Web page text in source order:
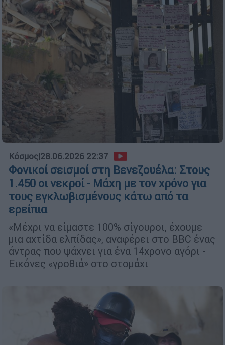
Κόσμος|28.06.2026 22:37
Φονικοί σεισμοί στη Βενεζουέλα: Στους
1.450 οι νεκροί - Μάχη με τον χρόνο για
τους εγκλωβισμένους κάτω από τα
ερείπια
«Μέχρι να είμαστε 100% σίγουροι, έχουμε
μια αχτίδα ελπίδας», αναφέρει στο BBC ένας
άντρας που ψάχνει για ένα 14χρονο αγόρι -
Εικόνες «γροθιά» στο στομάχι